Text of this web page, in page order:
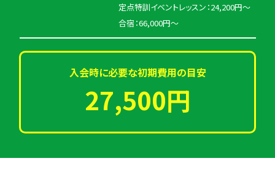
定点特訓イベントレッスン：24,200円〜
合宿：66,000円〜
入会時に必要な初期費用の目安
27,500円